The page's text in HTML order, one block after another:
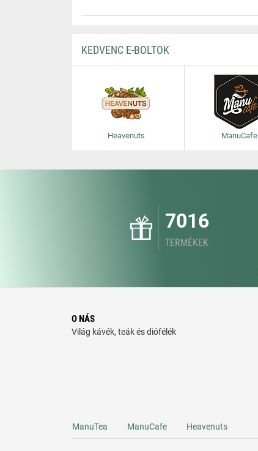
KEDVENC E-BOLTOK
Heavenuts ManuCafe
7016
TERMÉKEK
O NÁS
Világ kávék, teák és diófélék
ManuTea ManuCafe Heavenuts